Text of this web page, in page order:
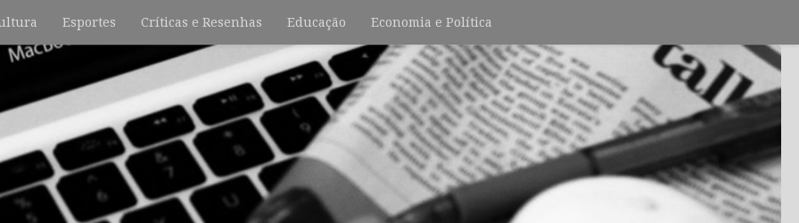
Esportes Críticas e Resenhas Educação Economia e Política